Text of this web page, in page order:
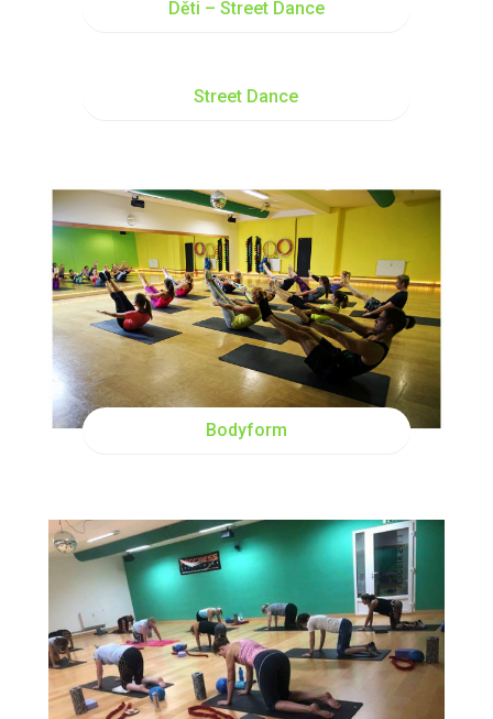
Děti – Street Dance
ČT 18:00
Street Dance
ST 18:00
Bodyform
PO 08:00
ČT 08:00